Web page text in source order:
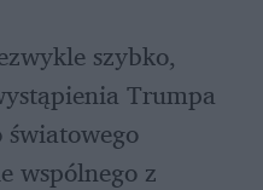
szybko,
Trumpa
wspólnego z